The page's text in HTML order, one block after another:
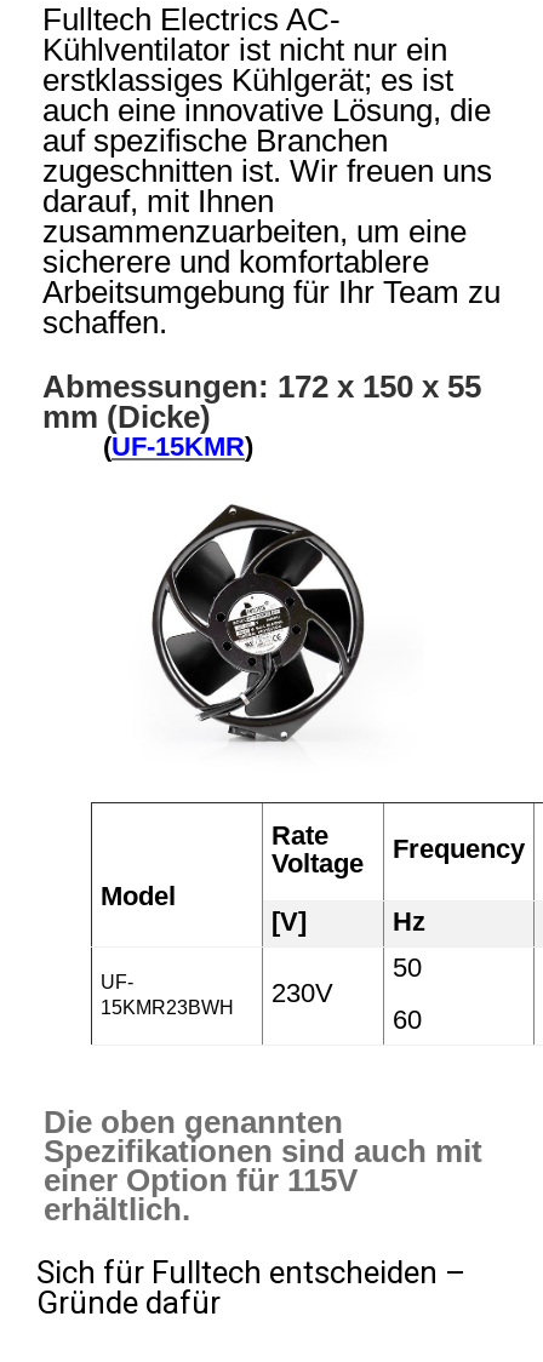
Fulltech Electrics AC-
Kühlventilator ist nicht nur ein
erstklassiges Kühlgerät; es ist
auch eine innovative Lösung, die
auf spezifische Branchen
zugeschnitten ist. Wir freuen uns
darauf, mit Ihnen
zusammenzuarbeiten, um eine
sicherere und komfortablere
Arbeitsumgebung für Ihr Team zu
schaffen.
Abmessungen: 172 x 150 x 55
mm (Dicke)
(UF-15KMR)
Model
Rate
Voltage
Frequency
[V]
Hz
UF-
15KMR23BWH
230V
50
60
Die oben genannten
Spezifikationen sind auch mit
einer Option für 115V
erhältlich.
Sich für Fulltech entscheiden –
Gründe dafür